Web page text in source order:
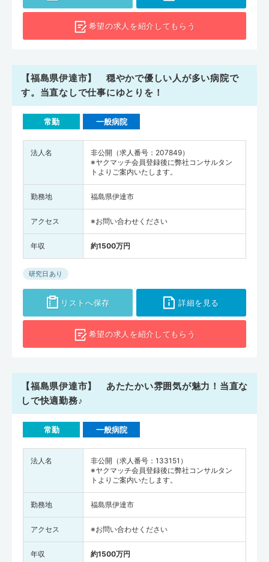
希望の求人を紹介してもらう
【福島県伊達市】 穏やかで優しい人が多い病院で
す。当直なしで仕事にゆとりを！
常勤 一般病院
法人名
非公開（求人番号：207849）
※ヤクマッチ会員登録後に弊社コンサルタン
トよりご案内いたします。
勤務地 福島県伊達市
アクセス ※お問い合わせください
年収 約1500万円
研究日あり
リストへ保存 詳細を見る
希望の求人を紹介してもらう
【福島県伊達市】 あたたかい雰囲気が魅力！当直な
しで快適勤務♪
常勤 一般病院
法人名
非公開（求人番号：133151）
※ヤクマッチ会員登録後に弊社コンサルタン
トよりご案内いたします。
勤務地 福島県伊達市
アクセス ※お問い合わせください
年収 約1500万円